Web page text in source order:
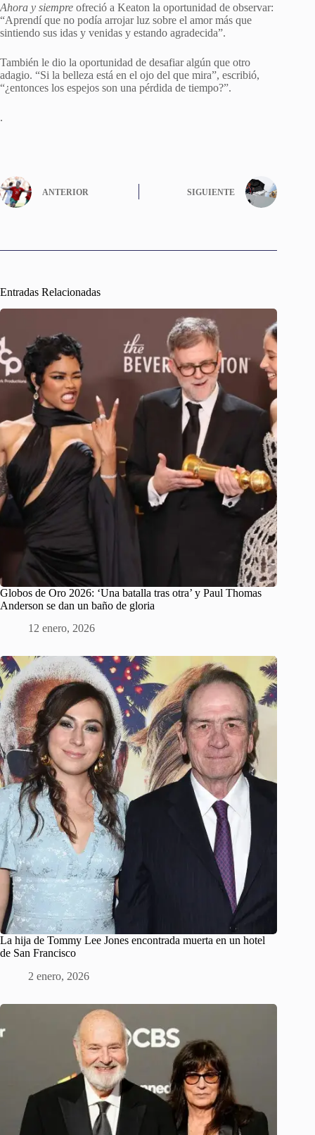
Ahora y siempre ofreció a Keaton la oportunidad de observar:
“Aprendí que no podía arrojar luz sobre el amor más que
sintiendo sus idas y venidas y estando agradecida”.
También le dio la oportunidad de desafiar algún que otro
adagio. “Si la belleza está en el ojo del que mira”, escribió,
“¿entonces los espejos son una pérdida de tiempo?”.
.
ANTERIOR SIGUIENTE
Entradas Relacionadas
Globos de Oro 2026: ‘Una batalla tras otra’ y Paul Thomas
Anderson se dan un baño de gloria
12 enero, 2026
La hija de Tommy Lee Jones encontrada muerta en un hotel
de San Francisco
2 enero, 2026